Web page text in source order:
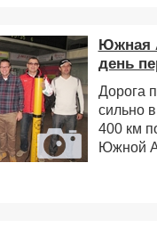
Южная
день
Дорога
сильно
400 км
Южной